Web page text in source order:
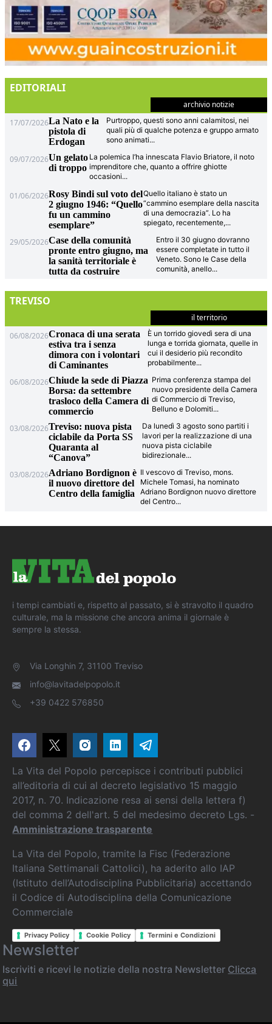
EDITORIALI
archivio notizie
17/07/2026La Nato e la
pistola di
Erdogan
Purtroppo, questi sono anni calamitosi, nei
quali più di qualche potenza e gruppo armato
sono animati...
09/07/2026Un gelato
di troppo
La polemica l’ha innescata Flavio Briatore, il noto
imprenditore che, quanto a offrire ghiotte
occasioni...
01/06/2026Rosy Bindi sul voto del
2 giugno 1946: “Quello
fu un cammino
esemplare”
Quello italiano è stato un
“cammino esemplare della nascita
di una democrazia”. Lo ha
spiegato, recentemente,...
29/05/2026Case della comunità
pronte entro giugno, ma
la sanità territoriale è
tutta da costruire
Entro il 30 giugno dovranno
essere completate in tutto il
Veneto. Sono le Case della
comunità, anello...
TREVISO
il territorio
06/08/2026Cronaca di una serata
estiva tra i senza
dimora con i volontari
di Caminantes
È un torrido giovedì sera di una
lunga e torrida giornata, quelle in
cui il desiderio più recondito
probabilmente...
06/08/2026Chiude la sede di Piazza
Borsa: da settembre
trasloco della Camera di
commercio
Prima conferenza stampa del
nuovo presidente della Camera
di Commercio di Treviso,
Belluno e Dolomiti...
03/08/2026Treviso: nuova pista
ciclabile da Porta SS
Quaranta al
“Canova”
Da lunedì 3 agosto sono partiti i
lavori per la realizzazione di una
nuova pista ciclabile
bidirezionale...
03/08/2026Adriano Bordignon è
il nuovo direttore del
Centro della famiglia
Il vescovo di Treviso, mons.
Michele Tomasi, ha nominato
Adriano Bordignon nuovo direttore
del Centro...
i tempi cambiati e, rispetto al passato, si è stravolto il quadro
culturale, ma la missione che ancora anima il giornale è
sempre la stessa.
Via Longhin 7, 31100 Treviso
info@lavitadelpopolo.it
+39 0422 576850
La Vita del Popolo percepisce i contributi pubblici
all’editoria di cui al decreto legislativo 15 maggio
2017, n. 70. Indicazione resa ai sensi della lettera f)
del comma 2 dell'art. 5 del medesimo decreto Lgs. -
Amministrazione trasparente
La Vita del Popolo, tramite la Fisc (Federazione
Italiana Settimanali Cattolici), ha aderito allo IAP
(Istituto dell’Autodisciplina Pubblicitaria) accettando
il Codice di Autodisciplina della Comunicazione
Commerciale
Privacy Policy Cookie Policy Termini e Condizioni
Newsletter
Iscriviti e ricevi le notizie della nostra Newsletter Clicca
qui